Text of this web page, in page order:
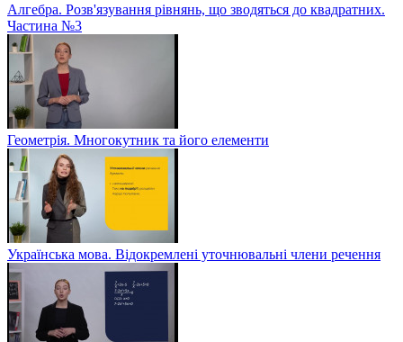
Алгебра. Розв'язування рівнянь, що зводяться до квадратних.
Частина №3
Геометрія. Многокутник та його елементи
Українська мова. Відокремлені уточнювальні члени речення